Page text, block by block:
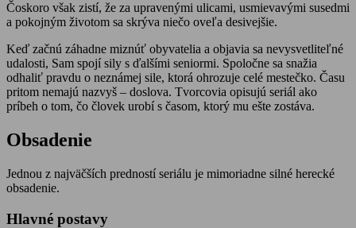
Čoskoro však zistí, že za upravenými ulicami, usmievavými susedmi
a pokojným životom sa skrýva niečo oveľa desivejšie.
Keď začnú záhadne miznúť obyvatelia a objavia sa nevysvetliteľné
udalosti, Sam spojí sily s ďalšími seniormi. Spoločne sa snažia
odhaliť pravdu o neznámej sile, ktorá ohrozuje celé mestečko. Času
pritom nemajú nazvyš – doslova. Tvorcovia opisujú seriál ako
príbeh o tom, čo človek urobí s časom, ktorý mu ešte zostáva.
Obsadenie
Jednou z najväčších predností seriálu je mimoriadne silné herecké
obsadenie.
Hlavné postavy